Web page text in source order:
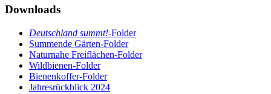
Downloads
Deutschland summt!-Folder
Summende Gärten-Folder
Naturnahe Freiflächen-Folder
Wildbienen-Folder
Bienenkoffer-Folder
Jahresrückblick 2024